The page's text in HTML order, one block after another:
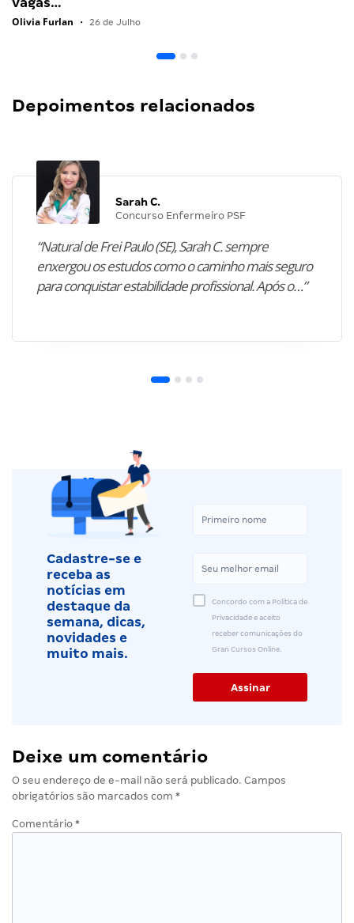
Olivia Furlan • 26 de Julho
Depoimentos relacionados
Sarah C.
Concurso Enfermeiro PSF
“Natural de Frei Paulo (SE), Sarah C. sempre
enxergou os estudos como o caminho mais seguro
para conquistar estabilidade profissional. Após o…”
Cadastre-se e
receba as
notícias em
destaque da
semana, dicas,
novidades e
muito mais.
Concordo com a Política de
Privacidade e aceito
receber comunicações do
Gran Cursos Online.
Deixe um comentário
O seu endereço de e-mail não será publicado. Campos
obrigatórios são marcados com *
Comentário *